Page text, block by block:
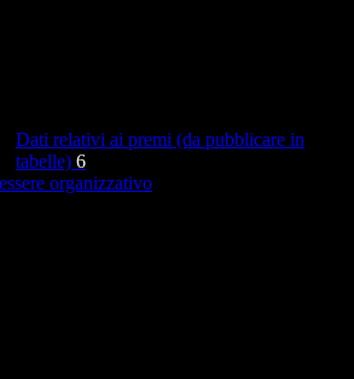
Dati relativi ai premi (da pubblicare in
tabelle) 6
organizzativo